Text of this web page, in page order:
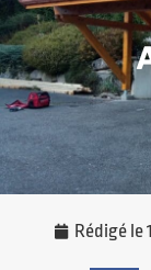
Rédigé le